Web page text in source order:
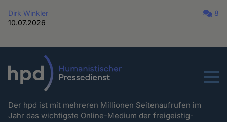
Dirk Winkler
10.07.2026
8
Menu
Der hpd ist mit mehreren Millionen Seitenaufrufen im
Jahr das wichtigste Online-Medium der freigeistig-